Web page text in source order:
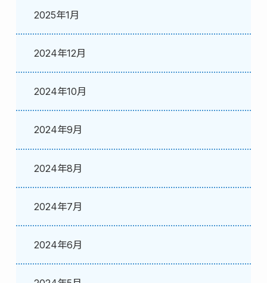
2025年1月
2024年12月
2024年10月
2024年9月
2024年8月
2024年7月
2024年6月